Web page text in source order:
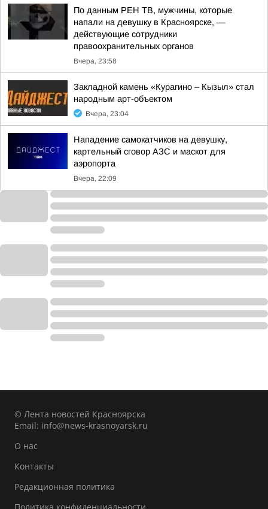
По данным РЕН ТВ, мужчины, которые
напали на девушку в Красноярске, —
действующие сотрудники
правоохранительных органов
Вчера, 23:58
Закладной камень «Курагино – Кызыл» стал
народным арт-объектом
Вчера, 23:04
Нападение самокатчиков на девушку,
картельный сговор АЗС и маскот для
аэропорта
Вчера, 22:09
© Лента новостей Красноярска
Email: info@news-krasnoyarsk.ru
О нас
Контакты
Редакционная политика